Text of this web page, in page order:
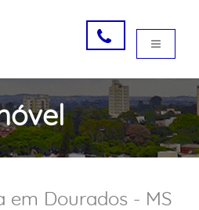
em Dourados - MS